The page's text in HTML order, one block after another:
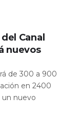
Canal
nuevos
de 300 a 900
en 2400
un nuevo